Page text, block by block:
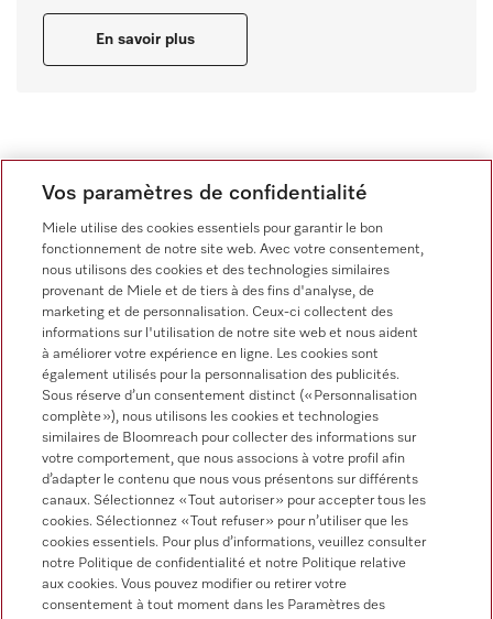
En savoir plus
Recherchez-vous des conseils
personnalisés ?
Vous êtes intéressé(e) et souhaitez en savoir
plus sur nos solutions sur mesure? Contactez-
nous pour en savoir plus!
Nous contacter
Vos paramètres de confidentialité
Miele utilise des cookies essentiels pour garantir le bon
fonctionnement de notre site web. Avec votre consentement,
nous utilisons des cookies et des technologies similaires
provenant de Miele et de tiers à des fins d'analyse, de
marketing et de personnalisation. Ceux-ci collectent des
informations sur l'utilisation de notre site web et nous aident
à améliorer votre expérience en ligne. Les cookies sont
également utilisés pour la personnalisation des publicités.
Sous réserve d’un consentement distinct (« Personnalisation
complète »), nous utilisons les cookies et technologies
similaires de Bloomreach pour collecter des informations sur
votre comportement, que nous associons à votre profil afin
d’adapter le contenu que nous vous présentons sur différents
canaux. Sélectionnez « Tout autoriser » pour accepter tous les
cookies. Sélectionnez « Tout refuser » pour n’utiliser que les
cookies essentiels. Pour plus d’informations, veuillez consulter
notre Politique de confidentialité et notre Politique relative
aux cookies. Vous pouvez modifier ou retirer votre
consentement à tout moment dans les Paramètres des